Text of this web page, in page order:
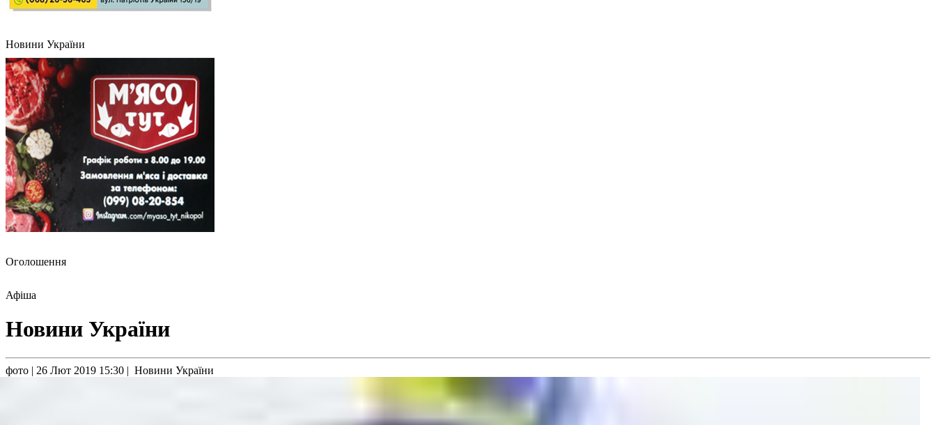
Новини України
Оголошення
Афіша
Новини України
фото | 26 Лют 2019 15:30 | Новини України